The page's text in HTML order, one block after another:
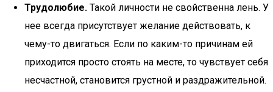
Трудолюбие. Такой личности не свойственна лень. У
нее всегда присутствует желание действовать, к
чему-то двигаться. Если по каким-то причинам ей
приходится просто стоять на месте, то чувствует себя
несчастной, становится грустной и раздражительной.